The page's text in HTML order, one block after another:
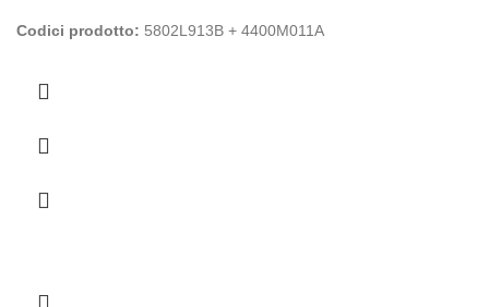
Codici prodotto: 5802L913B + 4400M011A